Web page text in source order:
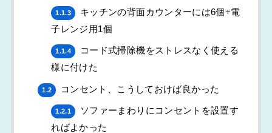
1.1.3
キッチンの背面カウンターには6個+電
子レンジ用1個
1.1.4
コード式掃除機をストレスなく使える
様に付けた
1.2 コンセント、こうしておけば良かった
1.2.1
ソファーまわりにコンセントを設置す
ればよかった